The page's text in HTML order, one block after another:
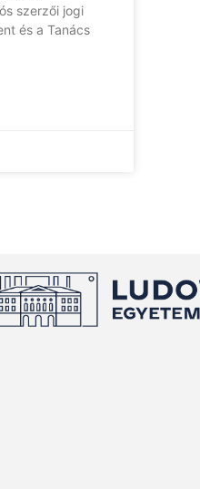
szerzői jogi
és a Tanács